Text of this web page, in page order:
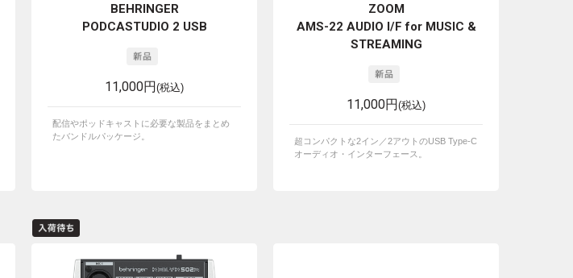
BEHRINGER
PODCASTUDIO 2 USB
11,000円(税込)
配信やポッドキャストに必要な製品をまとめ
たバンドルパッケージ。
ZOOM
AMS-22 AUDIO I/F for MUSIC &
STREAMING
11,000円(税込)
超コンパクトな2イン／2アウトのUSB Type-C
オーディオ・インターフェース。